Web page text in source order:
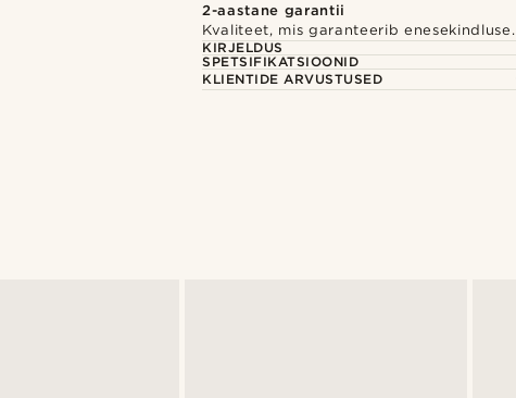
2-aastane garantii
Kvaliteet, mis garanteerib enesekindluse.
KIRJELDUS
SPETSIFIKATSIOONID
KLIENTIDE ARVUSTUSED